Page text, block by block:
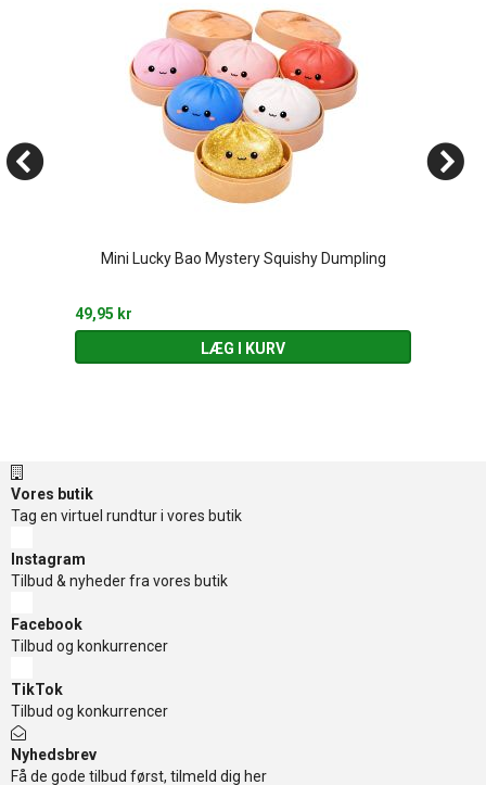
Mini Lucky Bao Mystery Squishy Dumpling
49,95 kr
LÆG I KURV
Vores butik
Tag en virtuel rundtur i vores butik
Instagram
Tilbud & nyheder fra vores butik
Facebook
Tilbud og konkurrencer
TikTok
Tilbud og konkurrencer
Nyhedsbrev
Få de gode tilbud først, tilmeld dig her